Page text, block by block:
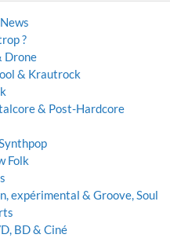
?
Drone
& Krautrock
& Post-Hardcore
Folk
expérimental & Groove, Soul
BD & Ciné